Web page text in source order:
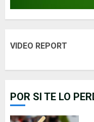
VIDEO REPORT
POR SI TE LO